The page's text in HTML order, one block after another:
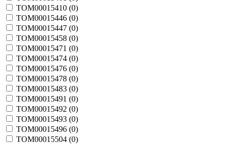
TOM00015410 (0)
TOM00015446 (0)
TOM00015447 (0)
TOM00015458 (0)
TOM00015471 (0)
TOM00015474 (0)
TOM00015476 (0)
TOM00015478 (0)
TOM00015483 (0)
TOM00015491 (0)
TOM00015492 (0)
TOM00015493 (0)
TOM00015496 (0)
TOM00015504 (0)